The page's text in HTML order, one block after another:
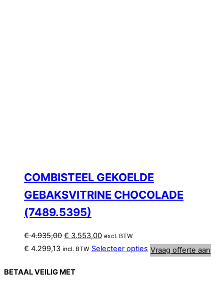
COMBISTEEL GEKOELDE
GEBAKSVITRINE CHOCOLADE
(7489.5395)
€4.935,00 Oorspronkelijke
prijs
€ 4.935,00.
€ 3.553,00Huidige
prijs
excl. BTW
€ 4.299,13 incl. BTW Selecteer opties Vraag offerte aan
BETAAL VEILIG MET